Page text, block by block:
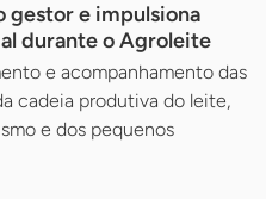
gestor e impulsiona
durante o Agroleite
e acompanhamento das
cadeia produtiva do leite,
e dos pequenos